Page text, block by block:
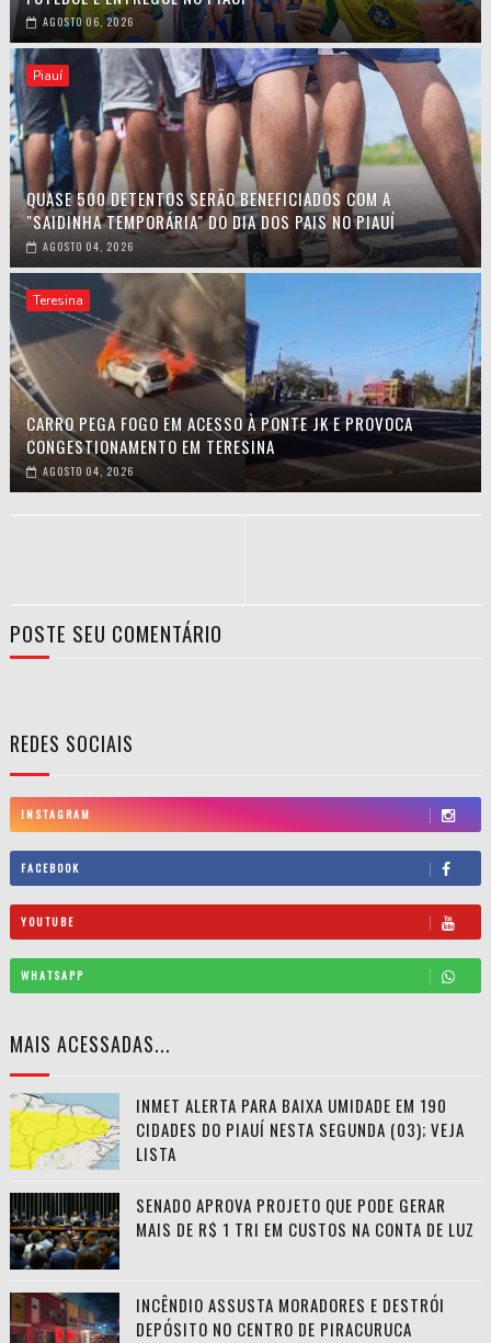
AGOSTO 06, 2026
Piauí
QUASE 500 DETENTOS SERÃO BENEFICIADOS COM A
"SAIDINHA TEMPORÁRIA" DO DIA DOS PAIS NO PIAUÍ
AGOSTO 04, 2026
Teresina
CARRO PEGA FOGO EM ACESSO À PONTE JK E PROVOCA
CONGESTIONAMENTO EM TERESINA
AGOSTO 04, 2026
POSTE SEU COMENTÁRIO
REDES SOCIAIS
INSTAGRAM
FACEBOOK
YOUTUBE
WHATSAPP
MAIS ACESSADAS...
INMET ALERTA PARA BAIXA UMIDADE EM 190
CIDADES DO PIAUÍ NESTA SEGUNDA (03); VEJA
LISTA
SENADO APROVA PROJETO QUE PODE GERAR
MAIS DE R$ 1 TRI EM CUSTOS NA CONTA DE LUZ
INCÊNDIO ASSUSTA MORADORES E DESTRÓI
DEPÓSITO NO CENTRO DE PIRACURUCA